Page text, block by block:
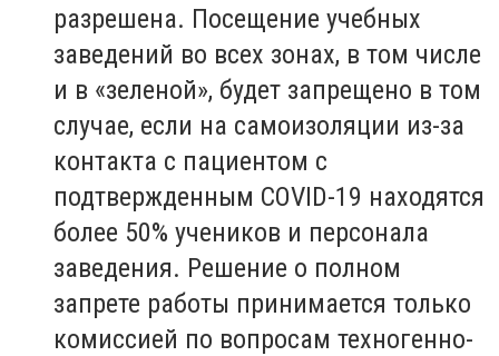
разрешена. Посещение учебных
заведений во всех зонах, в том числе
и в «зеленой», будет запрещено в том
случае, если на самоизоляции из-за
контакта с пациентом с
подтвержденным COVID-19 находятся
более 50% учеников и персонала
заведения. Решение о полном
запрете работы принимается только
комиссией по вопросам техногенно-